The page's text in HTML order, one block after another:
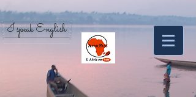
I speak English